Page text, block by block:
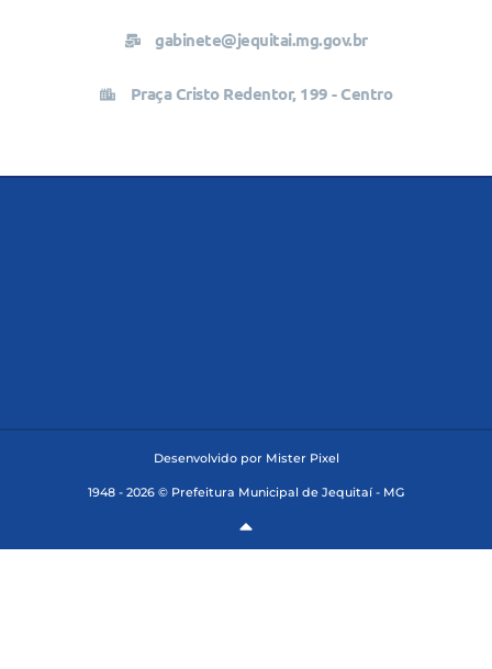
gabinete@jequitai.mg.gov.br
Praça Cristo Redentor, 199 - Centro
Desenvolvido por Mister Pixel
1948 - 2026 © Prefeitura Municipal de Jequitaí - MG